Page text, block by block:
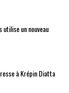
utilise un nouveau
à Krépin Diatta